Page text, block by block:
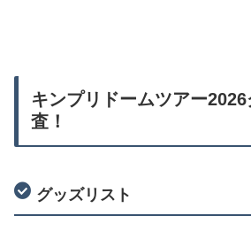
キンプリドームツアー
査！
グッズリスト